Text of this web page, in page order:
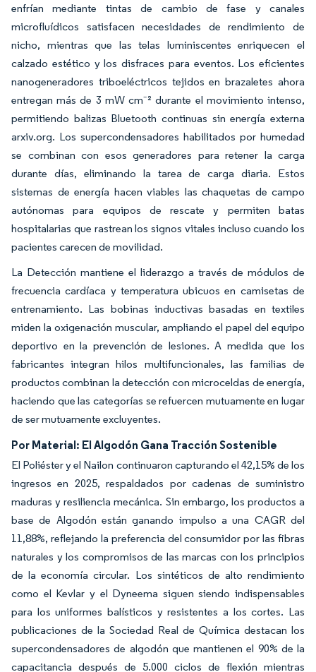
enfrían mediante tintas de cambio de fase y canales
microfluídicos satisfacen necesidades de rendimiento de
nicho, mientras que las telas luminiscentes enriquecen el
calzado estético y los disfraces para eventos. Los eficientes
nanogeneradores triboeléctricos tejidos en brazaletes ahora
entregan más de 3 mW cm⁻² durante el movimiento intenso,
permitiendo balizas Bluetooth continuas sin energía externa
arxiv.org. Los supercondensadores habilitados por humedad
se combinan con esos generadores para retener la carga
durante días, eliminando la tarea de carga diaria. Estos
sistemas de energía hacen viables las chaquetas de campo
autónomas para equipos de rescate y permiten batas
hospitalarias que rastrean los signos vitales incluso cuando los
pacientes carecen de movilidad.
La Detección mantiene el liderazgo a través de módulos de
frecuencia cardíaca y temperatura ubicuos en camisetas de
entrenamiento. Las bobinas inductivas basadas en textiles
miden la oxigenación muscular, ampliando el papel del equipo
deportivo en la prevención de lesiones. A medida que los
fabricantes integran hilos multifuncionales, las familias de
productos combinan la detección con microceldas de energía,
haciendo que las categorías se refuercen mutuamente en lugar
de ser mutuamente excluyentes.
Por Material: El Algodón Gana Tracción Sostenible
El Poliéster y el Nailon continuaron capturando el 42,15% de los
ingresos en 2025, respaldados por cadenas de suministro
maduras y resiliencia mecánica. Sin embargo, los productos a
base de Algodón están ganando impulso a una CAGR del
11,88%, reflejando la preferencia del consumidor por las fibras
naturales y los compromisos de las marcas con los principios
de la economía circular. Los sintéticos de alto rendimiento
como el Kevlar y el Dyneema siguen siendo indispensables
para los uniformes balísticos y resistentes a los cortes. Las
publicaciones de la Sociedad Real de Química destacan los
supercondensadores de algodón que mantienen el 90% de la
capacitancia después de 5.000 ciclos de flexión mientras